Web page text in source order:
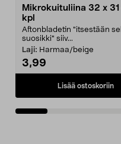
Mikrokuituliina 32 x 31
kpl
Aftonbladetin "itsestään
suosikki" siiv...
Laji: Harmaa/beige
3,99
Lisää ostoskoriin